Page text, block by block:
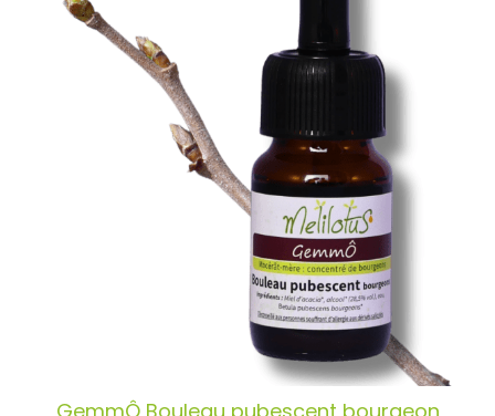
GemmÔ Bouleau pubescent
bourgeon
AJOUTER AU PANIER
/